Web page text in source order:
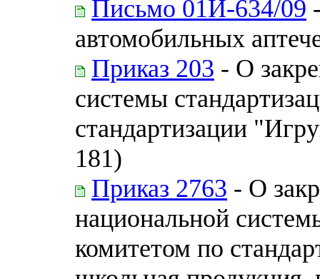
Письмо 01И-634/09
автомобильных
Приказ 203 - О
системы
стандартизации
181)
Приказ 2763 - О
национальной
комитетом по